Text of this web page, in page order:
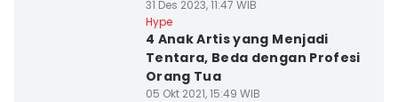
31 Des 2023, 11:47 WIB
Hype
4 Anak Artis yang Menjadi
Tentara, Beda dengan Profesi
Orang Tua
05 Okt 2021, 15:49 WIB